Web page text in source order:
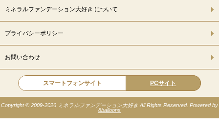
ミネラルファンデーション大好き について
プライバシーポリシー
お問い合わせ
スマートフォンサイト PCサイト
Copyright © 2009-2026 ミネラルファンデーション大好き All Rights Reserved. Powered by
8balloons